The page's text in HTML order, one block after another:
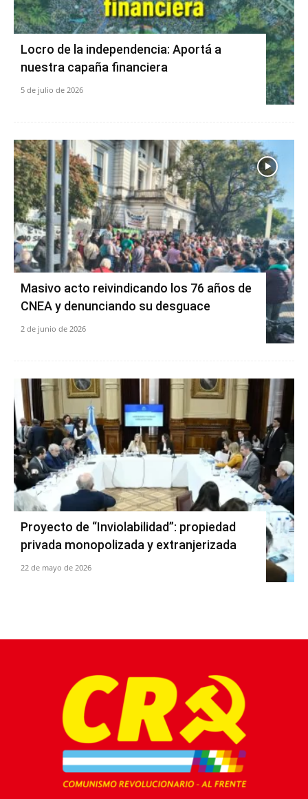
Locro de la independencia: Aportá a
nuestra capaña financiera
5 de julio de 2026
Masivo acto reivindicando los 76 años de
CNEA y denunciando su desguace
2 de junio de 2026
Proyecto de “Inviolabilidad”: propiedad
privada monopolizada y extranjerizada
22 de mayo de 2026